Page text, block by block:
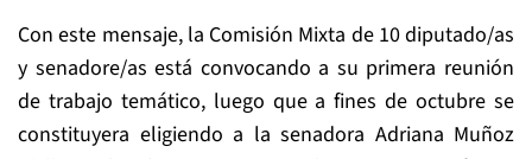
Con este mensaje, la Comisión Mixta de 10 diputado/as
y senadore/as está convocando a su primera reunión
de trabajo temático, luego que a fines de octubre se
constituyera eligiendo a la senadora Adriana Muñoz